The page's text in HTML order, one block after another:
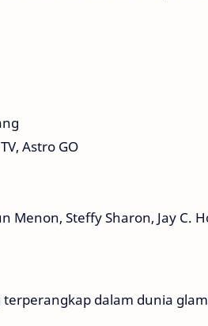
Astro GO
Menon, Steffy Sharon, Jay C.
dalam dunia